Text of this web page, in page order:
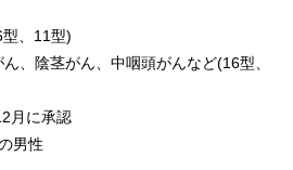
、11型)
、陰茎がん、中咽頭がんなど(16型、
月に承認
男性